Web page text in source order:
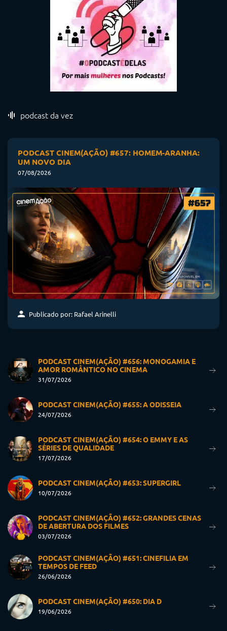
podcast da vez
PODCAST CINEM(AÇÃO) #657: HOMEM-ARANHA:
UM NOVO DIA
07/08/2026
Publicado por: Rafael Arinelli
PODCAST CINEM(AÇÃO) #656: MONOGAMIA E
AMOR ROMÂNTICO NO CINEMA
31/07/2026
PODCAST CINEM(AÇÃO) #655: A ODISSEIA
24/07/2026
PODCAST CINEM(AÇÃO) #654: O EMMY E AS
SÉRIES DE QUALIDADE
17/07/2026
PODCAST CINEM(AÇÃO) #653: SUPERGIRL
10/07/2026
PODCAST CINEM(AÇÃO) #652: GRANDES CENAS
DE ABERTURA DOS FILMES
03/07/2026
PODCAST CINEM(AÇÃO) #651: CINEFILIA EM
TEMPOS DE FEED
26/06/2026
PODCAST CINEM(AÇÃO) #650: DIA D
19/06/2026